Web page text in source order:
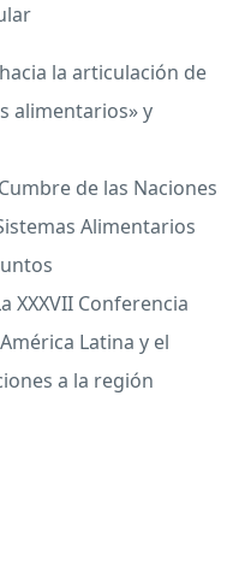
la articulación de
alimentarios» y
de las Naciones
Alimentarios
XXXVII Conferencia
Latina y el
a la región